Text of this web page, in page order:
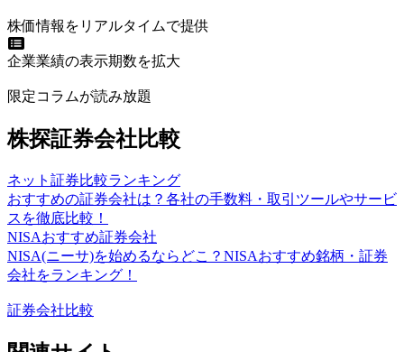
株価情報をリアルタイムで提供
企業業績の表示期数を拡大
限定コラムが読み放題
株探証券会社比較
ネット証券比較ランキング
おすすめの証券会社は？各社の手数料・取引ツールやサービ
スを徹底比較！
NISAおすすめ証券会社
NISA(ニーサ)を始めるならどこ？NISAおすすめ銘柄・証券
会社をランキング！
証券会社比較